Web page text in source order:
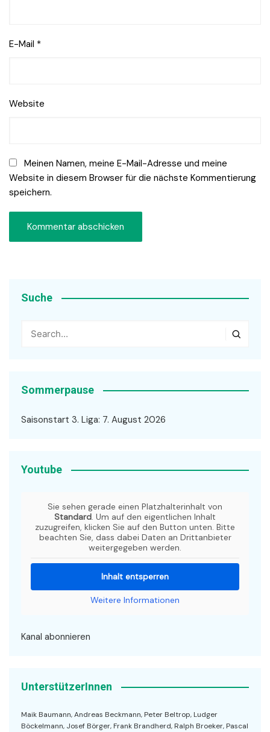
E-Mail *
Website
Meinen Namen, meine E-Mail-Adresse und meine
Website in diesem Browser für die nächste Kommentierung
speichern.
Suche
Sommerpause
Saisonstart 3. Liga: 7. August 2026
Youtube
Sie sehen gerade einen Platzhalterinhalt von
Standard. Um auf den eigentlichen Inhalt
zuzugreifen, klicken Sie auf den Button unten. Bitte
beachten Sie, dass dabei Daten an Drittanbieter
weitergegeben werden.
Inhalt entsperren
Weitere Informationen
Kanal abonnieren
UnterstützerInnen
Maik Baumann, Andreas Beckmann, Peter Beltrop, Ludger
Böckelmann, Josef Börger, Frank Brandherd, Ralph Broeker, Pascal